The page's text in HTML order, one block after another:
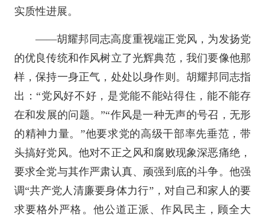
实质性进展。
——胡耀邦同志高度重视端正党风，为发扬党
的优良传统和作风树立了光辉典范，我们要像他那
样，保持一身正气，处处以身作则。胡耀邦同志指
出：“党风好不好，是党能不能站得住，能不能存
在和发展的问题。”“作风是一种无声的号召，无形
的精神力量。”他要求党的高级干部率先垂范，带
头搞好党风。他对不正之风和腐败现象深恶痛绝，
要求全党与其作严肃认真、顽强到底的斗争。他强
调“共产党人清廉要身体力行”，对自己和家人的要
求要格外严格。他公道正派、作风民主，顾全大